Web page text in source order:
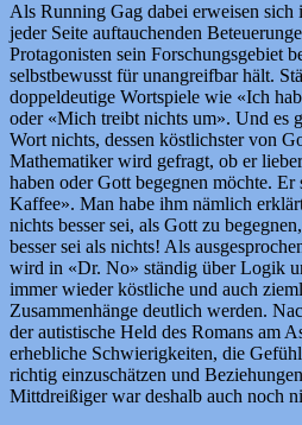
Als Running Gag dabei erweisen sich
jeder Seite auftauchenden
Protagonisten sein Forschungsgebiet
selbstbewusst für unangreifbar hält.
doppeldeutige Wortspiele wie «Ich
oder «Mich treibt nichts um». Und es
Wort nichts, dessen köstlichster von
Mathematiker wird gefragt, ob er
haben oder Gott begegnen möchte. Er
Kaffee». Man habe ihm nämlich
nichts besser sei, als Gott zu
besser sei als nichts! Als
wird in «Dr. No» ständig über Logik
immer wieder köstliche und auch
Zusammenhänge deutlich werden.
der autistische Held des Romans am
erhebliche Schwierigkeiten, die
richtig einzuschätzen und
Mittdreißiger war deshalb auch noch